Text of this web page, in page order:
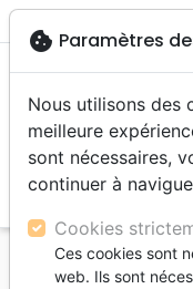
menu
Accueil Auteurs
cookie Paramètres
Nous utilisons des
meilleure
sont nécessaires,
continuer à
Cookies
Ces cookies sont
web. Ils sont